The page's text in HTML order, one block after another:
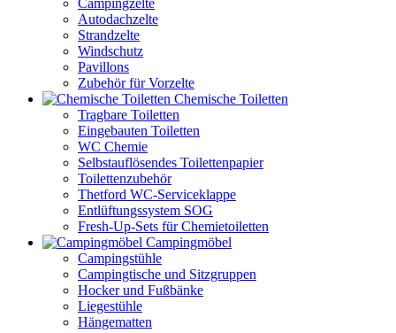
Campingzelte
Autodachzelte
Strandzelte
Windschutz
Pavillons
Zubehör für Vorzelte
Chemische Toiletten
Tragbare Toiletten
Eingebauten Toiletten
WC Chemie
Selbstauflösendes Toilettenpapier
Toilettenzubehör
Thetford WC-Serviceklappe
Entlüftungssystem SOG
Fresh-Up-Sets für Chemietoiletten
Campingmöbel
Campingstühle
Campingtische und Sitzgruppen
Hocker und Fußbänke
Liegestühle
Hängematten